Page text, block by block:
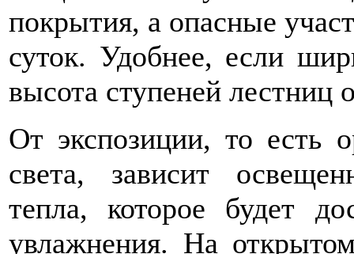
покрытия, а опасные
суток. Удобнее, если
высота ступеней лестниц
От экспозиции, то есть
света, зависит
тепла, которое будет
увлажнения. На